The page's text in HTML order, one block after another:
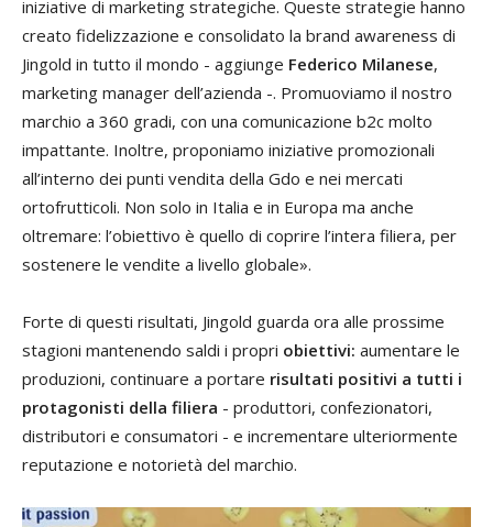
iniziative di marketing strategiche. Queste strategie hanno
creato fidelizzazione e consolidato la brand awareness di
Jingold in tutto il mondo - aggiunge Federico Milanese,
marketing manager dell’azienda -. Promuoviamo il nostro
marchio a 360 gradi, con una comunicazione b2c molto
impattante. Inoltre, proponiamo iniziative promozionali
all’interno dei punti vendita della Gdo e nei mercati
ortofrutticoli. Non solo in Italia e in Europa ma anche
oltremare: l’obiettivo è quello di coprire l’intera filiera, per
sostenere le vendite a livello globale».
Forte di questi risultati, Jingold guarda ora alle prossime
stagioni mantenendo saldi i propri obiettivi: aumentare le
produzioni, continuare a portare risultati positivi a tutti i
protagonisti della filiera - produttori, confezionatori,
distributori e consumatori - e incrementare ulteriormente
reputazione e notorietà del marchio.